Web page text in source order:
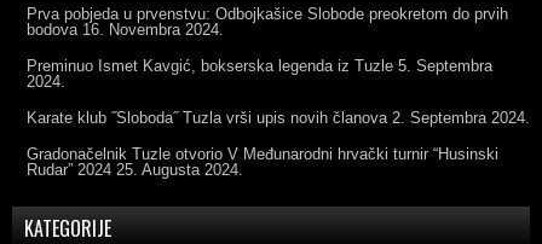
Prva pobjeda u prvenstvu: Odbojkašice Slobode preokretom do prvih
bodova 16. Novembra 2024.
Preminuo Ismet Kavgić, bokserska legenda iz Tuzle 5. Septembra
2024.
Karate klub ˝Sloboda˝ Tuzla vrši upis novih članova 2. Septembra 2024.
Gradonačelnik Tuzle otvorio V Međunarodni hrvački turnir “Husinski
Rudar” 2024 25. Augusta 2024.
KATEGORIJE